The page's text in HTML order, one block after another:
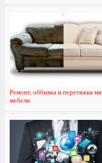
Ремонт, оббивка и перетяжка
мебели